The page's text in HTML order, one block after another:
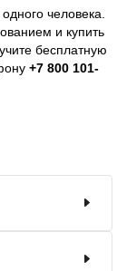
одного человека.
и купить
бесплатную
+7 800 101-